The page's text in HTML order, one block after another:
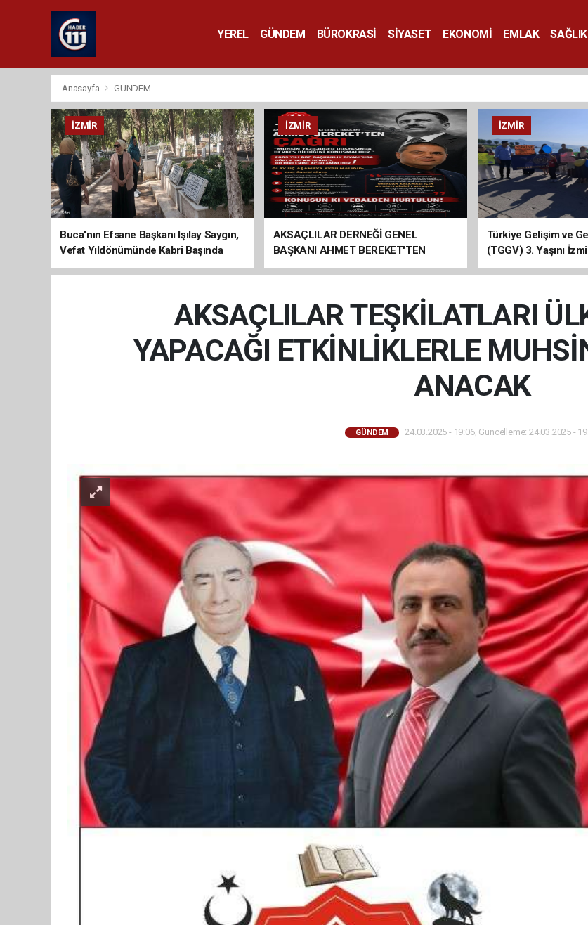
YEREL GÜNDEM BÜROKRASİ SİYASET EKONOMİ EMLAK SAĞLIK
Anasayfa GÜNDEM
İZMIR
Buca'nın Efsane Başkanı Işılay Saygın,
Vefat Yıldönümünde Kabri Başında
Anıldı
İZMIR
AKSAÇLILAR DERNEĞİ GENEL
BAŞKANI AHMET BEREKET'TEN
ÇAĞRI
İZMIR
Türkiye Gelişim ve
(TGGV) 3. Yaşını
Kutladı
AKSAÇLILAR TEŞKİLATLARI
YAPACAĞI ETKİNLİKLERLE
ANACAK
GÜNDEM 24.03.2025 - 19:06, Güncelleme: 24.03.2025 -